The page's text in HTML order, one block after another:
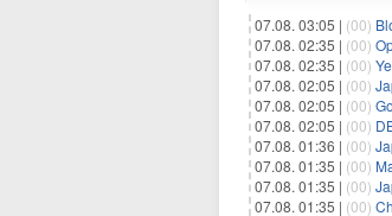
07.08. 03:05 | (00)
07.08. 02:35 | (00)
07.08. 02:35 | (00)
07.08. 02:05 | (00)
07.08. 02:05 | (00)
07.08. 02:05 | (00)
07.08. 01:36 | (00)
07.08. 01:35 | (00)
07.08. 01:35 | (00)
07.08. 01:35 | (00)